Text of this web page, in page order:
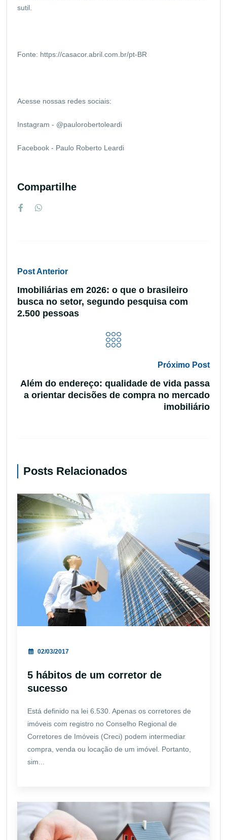
sutil.
Fonte: https://casacor.abril.com.br/pt-BR
Acesse nossas redes sociais:
Instagram - @paulorobertoleardi
Facebook - Paulo Roberto Leardi
Compartilhe
Post Anterior
Imobiliárias em 2026: o que o brasileiro
busca no setor, segundo pesquisa com
2.500 pessoas
Próximo Post
Além do endereço: qualidade de vida passa
a orientar decisões de compra no mercado
imobiliário
Posts Relacionados
02/03/2017
5 hábitos de um corretor de
sucesso
Está definido na lei 6.530. Apenas os corretores de
imóveis com registro no Conselho Regional de
Corretores de Imóveis (Creci) podem intermediar
compra, venda ou locação de um imóvel. Portanto,
sim...